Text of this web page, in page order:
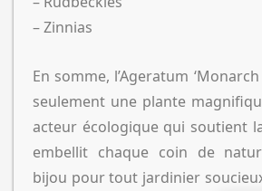
– Zinnias
En somme, l’Ageratum ‘Monarch
seulement une plante
acteur écologique qui soutient
embellit chaque coin de
bijou pour tout jardinier